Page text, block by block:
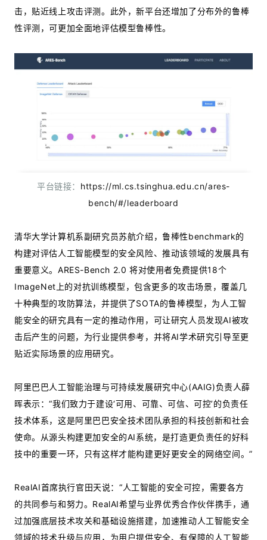
击，贴近线上攻击评测。此外，新平台还增加了分布外的鲁棒
性评测，可更加全面地评估模型鲁棒性。
平台链接： https://ml.cs.tsinghua.edu.cn/ares-
bench/#/leaderboard
清华大学计算机系副研究员苏航介绍，鲁棒性benchmark的
构建对评估人工智能模型的安全风险、推动该领域的发展具有
重要意义。ARES-Bench 2.0 将对使用者免费提供18个
ImageNet上的对抗训练模型，包含更多的攻击场景，覆盖几
十种典型的攻防算法，并提供了SOTA的鲁棒模型，为人工智
能安全的研究具有一定的推动作用，可让研究人员发现AI被攻
击后产生的问题，为行业提供参考，并将AI学术研究引导至更
贴近实际场景的应用研究。
阿里巴巴人工智能治理与可持续发展研究中心(AAIG)负责人薛
晖表示：“我们致力于建设‘可用、可靠、可信、可控’的负责任
技术体系，这是阿里巴巴安全技术团队承担的科技创新和社会
使命。从源头构建更加安全的AI系统，是打造更负责任的好科
技中的重要一环，只有这样才能构建更好更安全的网络空间。”
RealAI首席执行官田天说：“人工智能的安全可控，需要各方
的共同参与和努力。RealAI希望与业界优秀合作伙伴携手，通
过加强底层技术攻关和基础设施搭建，加速推动人工智能安全
领域的技术升级与应用，为用户提供安全、有保障的人工智能